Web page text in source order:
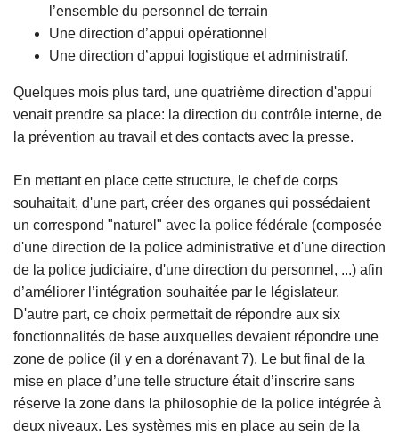
l’ensemble du personnel de terrain
Une direction d’appui opérationnel
Une direction d’appui logistique et administratif.
Quelques mois plus tard, une quatrième direction d'appui
venait prendre sa place: la direction du contrôle interne, de
la prévention au travail et des contacts avec la presse.
En mettant en place cette structure, le chef de corps
souhaitait, d'une part, créer des organes qui possédaient
un correspond "naturel" avec la police fédérale (composée
d'une direction de la police administrative et d'une direction
de la police judiciaire, d'une direction du personnel, ...) afin
d’améliorer l’intégration souhaitée par le législateur.
D'autre part, ce choix permettait de répondre aux six
fonctionnalités de base auxquelles devaient répondre une
zone de police (il y en a dorénavant 7). Le but final de la
mise en place d’une telle structure était d’inscrire sans
réserve la zone dans la philosophie de la police intégrée à
deux niveaux. Les systèmes mis en place au sein de la